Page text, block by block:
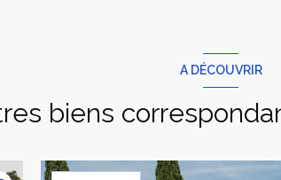
A DÉCOUVRIR
biens